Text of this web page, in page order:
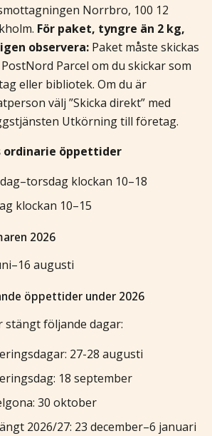
Norrbro, 100 12
För paket, tyngre än 2 kg,
observera: Paket måste skickas
Parcel om du skickar som
eller bibliotek. Om du är
välj ”Skicka direkt” med
Utkörning till företag.
ordinarie öppettider
klockan 10–18
klockan 10–15
2026
augusti
öppettider under 2026
stängt följande dagar:
27-28 augusti
18 september
30 oktober
2026/27: 23 december–6 januari